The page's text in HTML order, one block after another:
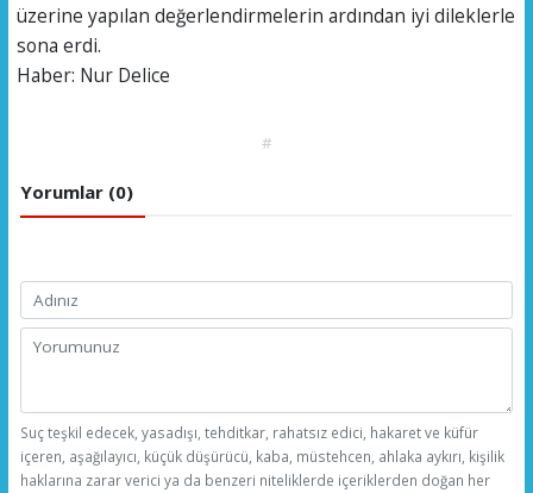
üzerine yapılan değerlendirmelerin ardından iyi dileklerle
sona erdi.
Haber: Nur Delice
#
Yorumlar (0)
Suç teşkil edecek, yasadışı, tehditkar, rahatsız edici, hakaret ve küfür
içeren, aşağılayıcı, küçük düşürücü, kaba, müstehcen, ahlaka aykırı, kişilik
haklarına zarar verici ya da benzeri niteliklerde içeriklerden doğan her